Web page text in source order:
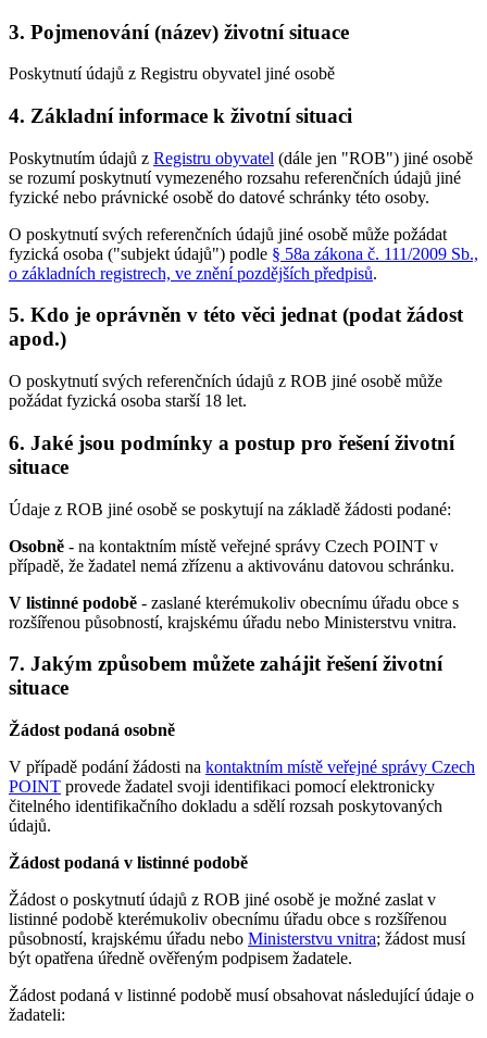
3. Pojmenování (název) životní situace
Poskytnutí údajů z Registru obyvatel jiné osobě
4. Základní informace k životní situaci
Poskytnutím údajů z Registru obyvatel (dále jen "ROB") jiné osobě
se rozumí poskytnutí vymezeného rozsahu referenčních údajů jiné
fyzické nebo právnické osobě do datové schránky této osoby.
O poskytnutí svých referenčních údajů jiné osobě může požádat
fyzická osoba ("subjekt údajů") podle § 58a zákona č. 111/2009 Sb.,
o základních registrech, ve znění pozdějších předpisů.
5. Kdo je oprávněn v této věci jednat (podat žádost
apod.)
O poskytnutí svých referenčních údajů z ROB jiné osobě může
požádat fyzická osoba starší 18 let.
6. Jaké jsou podmínky a postup pro řešení životní
situace
Údaje z ROB jiné osobě se poskytují na základě žádosti podané:
Osobně - na kontaktním místě veřejné správy Czech POINT v
případě, že žadatel nemá zřízenu a aktivovánu datovou schránku.
V listinné podobě - zaslané kterémukoliv obecnímu úřadu obce s
rozšířenou působností, krajskému úřadu nebo Ministerstvu vnitra.
7. Jakým způsobem můžete zahájit řešení životní
situace
Žádost podaná osobně
V případě podání žádosti na kontaktním místě veřejné správy Czech
POINT provede žadatel svoji identifikaci pomocí elektronicky
čitelného identifikačního dokladu a sdělí rozsah poskytovaných
údajů.
Žádost podaná v listinné podobě
Žádost o poskytnutí údajů z ROB jiné osobě je možné zaslat v
listinné podobě kterémukoliv obecnímu úřadu obce s rozšířenou
působností, krajskému úřadu nebo Ministerstvu vnitra; žádost musí
být opatřena úředně ověřeným podpisem žadatele.
Žádost podaná v listinné podobě musí obsahovat následující údaje o
žadateli: